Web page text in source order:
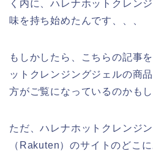
く内に、ハレナホットクレン
味を持ち始めたんです、、、
もしかしたら、こちらの記事
ットクレンジングジェルの商
方がご覧になっているのかもし
ただ、ハレナホットクレンジ
（Rakuten）のサイトのどこ